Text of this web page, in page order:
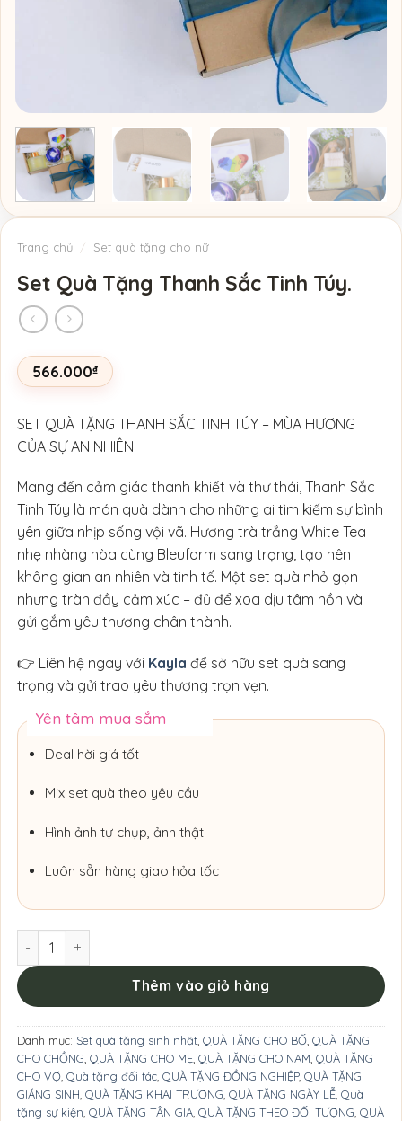
Trang chủ / Set quà tặng cho nữ
Set Quà Tặng Thanh Sắc Tinh Túy.
566.000₫
SET QUÀ TẶNG THANH SẮC TINH TÚY – MÙA HƯƠNG
CỦA SỰ AN NHIÊN
Mang đến cảm giác thanh khiết và thư thái, Thanh Sắc
Tinh Túy là món quà dành cho những ai tìm kiếm sự bình
yên giữa nhịp sống vội vã. Hương trà trắng White Tea
nhẹ nhàng hòa cùng Bleuform sang trọng, tạo nên
không gian an nhiên và tinh tế. Một set quà nhỏ gọn
nhưng tràn đầy cảm xúc – đủ để xoa dịu tâm hồn và
gửi gắm yêu thương chân thành.
👉 Liên hệ ngay với Kayla để sở hữu set quà sang
trọng và gửi trao yêu thương trọn vẹn.
Yên tâm mua sắm
Deal hời giá tốt
Mix set quà theo yêu cầu
Hình ảnh tự chụp, ảnh thật
Luôn sẵn hàng giao hỏa tốc
Set Quà Tặng Thanh Sắc Tinh Túy. số lượng
Thêm vào giỏ hàng
Danh mục: Set quà tặng sinh nhật QUÀ TẶNG CHO BỐ QUÀ TẶNG
CHO CHỒNG QUÀ TẶNG CHO MẸ QUÀ TẶNG CHO NAM QUÀ TẶNG
CHO VỢ Quà tặng đối tác QUÀ TẶNG ĐỒNG NGHIỆP, QUÀ TẶNG
GIÁNG SINH QUÀ TẶNG KHAI TRƯƠNG QUÀ TẶNG NGÀY LỄ Quà
tặng sự kiện QUÀ TẶNG TÂN GIA QUÀ TẶNG THEO ĐỐI TƯỢNG QUÀ